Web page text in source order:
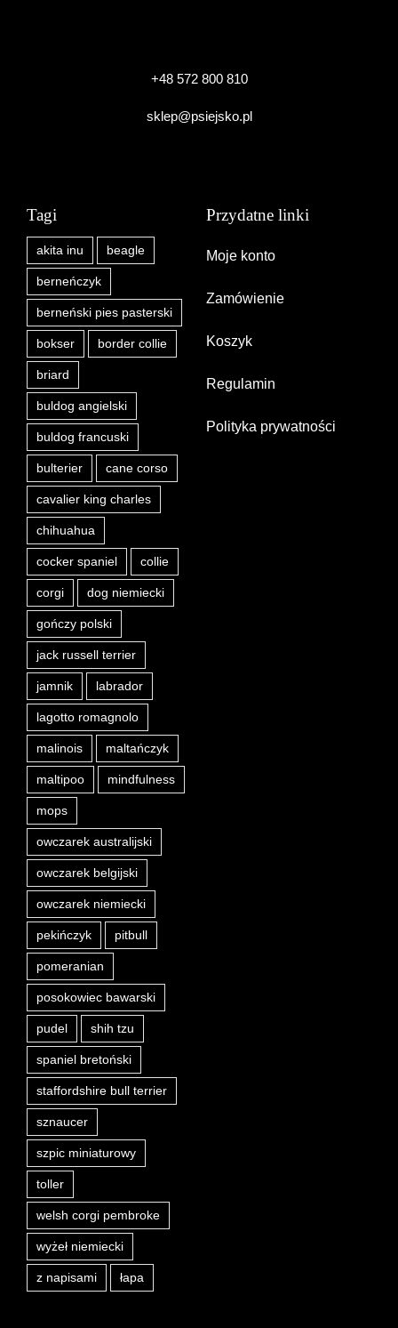
+48 572 800 810
sklep@psiejsko.pl
Tagi
akita inu beagle
berneńczyk
berneński pies pasterski
bokser border collie
briard
buldog angielski
buldog francuski
bulterier cane corso
cavalier king charles
chihuahua
cocker spaniel collie
corgi dog niemiecki
gończy polski
jack russell terrier
jamnik labrador
lagotto romagnolo
malinois maltańczyk
maltipoo mindfulness
mops
owczarek australijski
owczarek belgijski
owczarek niemiecki
pekińczyk pitbull
pomeranian
posokowiec bawarski
pudel shih tzu
spaniel bretoński
staffordshire bull terrier
sznaucer
szpic miniaturowy
toller
welsh corgi pembroke
wyżeł niemiecki
z napisami łapa
Przydatne linki
Moje konto
Zamówienie
Koszyk
Regulamin
Polityka prywatności